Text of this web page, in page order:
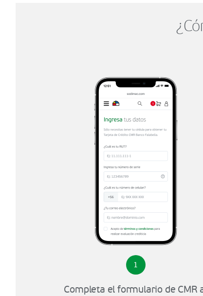
1
Completa el formulario de CMR